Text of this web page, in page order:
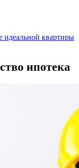
идеальной квартиры
ипотека